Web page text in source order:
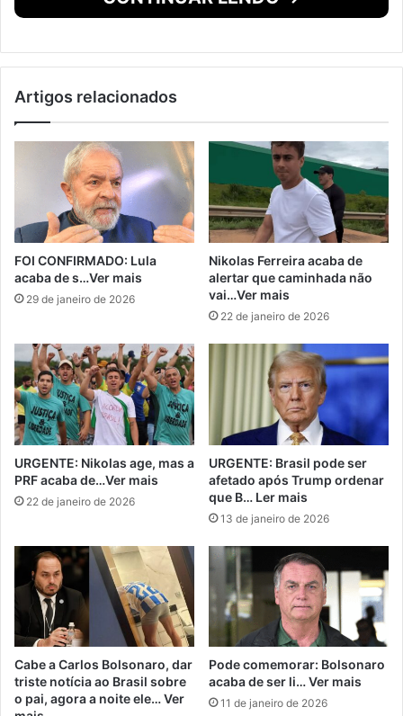
Artigos relacionados
FOI CONFIRMADO: Lula
acaba de s…Ver mais
29 de janeiro de 2026
Nikolas Ferreira acaba de
alertar que caminhada não
vai…Ver mais
22 de janeiro de 2026
URGENTE: Nikolas age, mas a
PRF acaba de…Ver mais
22 de janeiro de 2026
URGENTE: Brasil pode ser
afetado após Trump ordenar
que B… Ler mais
13 de janeiro de 2026
Cabe a Carlos Bolsonaro, dar
triste notícia ao Brasil sobre
o pai, agora a noite ele… Ver
Pode comemorar: Bolsonaro
acaba de ser li… Ver mais
11 de janeiro de 2026